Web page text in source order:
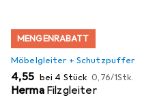
MENGENRABATT
Möbelgleiter + Schutzpuffer
EUR
4,55 bei 4 Stück EUR
0,76/1Stk.
Herma Filzgleiter